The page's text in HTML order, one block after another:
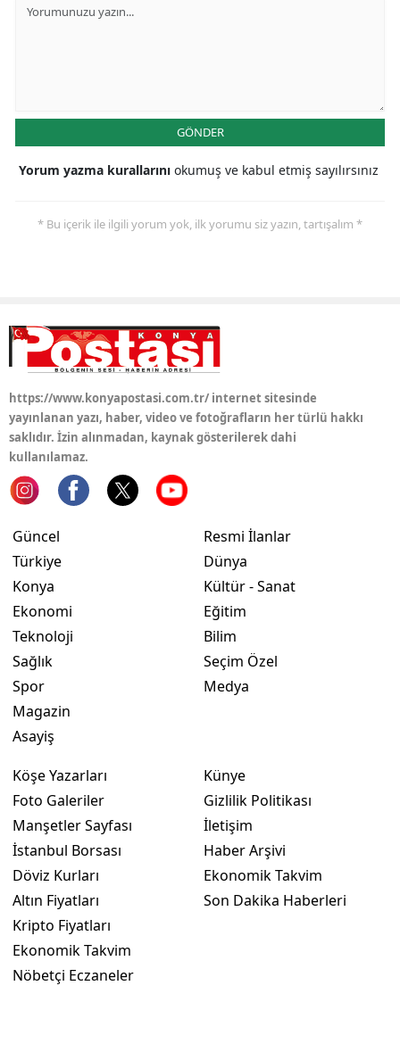
GÖNDER
Yorum yazma kurallarını okumuş ve kabul etmiş sayılırsınız
* Bu içerik ile ilgili yorum yok, ilk yorumu siz yazın, tartışalım *
https://www.konyapostasi.com.tr/ internet sitesinde
yayınlanan yazı, haber, video ve fotoğrafların her türlü hakkı
saklıdır. İzin alınmadan, kaynak gösterilerek dahi
kullanılamaz.
Güncel
Türkiye
Konya
Ekonomi
Teknoloji
Sağlık
Spor
Magazin
Asayiş
Resmi İlanlar
Dünya
Kültür - Sanat
Eğitim
Bilim
Seçim Özel
Medya
Köşe Yazarları
Foto Galeriler
Manşetler Sayfası
İstanbul Borsası
Döviz Kurları
Altın Fiyatları
Kripto Fiyatları
Ekonomik Takvim
Nöbetçi Eczaneler
Künye
Gizlilik Politikası
İletişim
Haber Arşivi
Ekonomik Takvim
Son Dakika Haberleri